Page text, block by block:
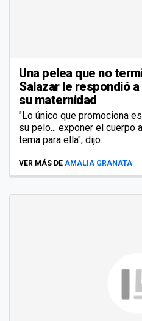
Una pelea que no
Salazar le respondió
su maternidad
"Lo único que promociona
su pelo... exponer el cuerpo
tema para ella", dijo.
VER MÁS DE AMALIA GRANATA